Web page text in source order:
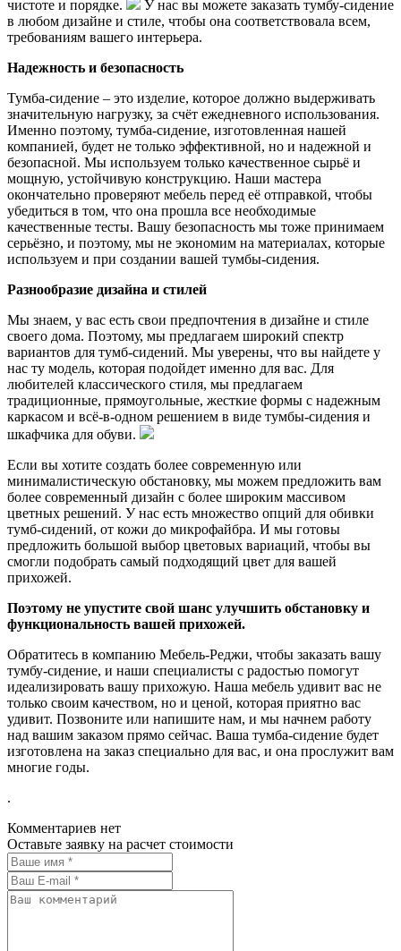
чистоте и порядке.
У нас вы можете заказать тумбу-сидение
в любом дизайне и стиле, чтобы она соответствовала всем,
требованиям вашего интерьера.
Надежность и безопасность
Тумба-сидение – это изделие, которое должно выдерживать
значительную нагрузку, за счёт ежедневного использования.
Именно поэтому, тумба-сидение, изготовленная нашей
компанией, будет не только эффективной, но и надежной и
безопасной. Мы используем только качественное сырьё и
мощную, устойчивую конструкцию. Наши мастера
окончательно проверяют мебель перед её отправкой, чтобы
убедиться в том, что она прошла все необходимые
качественные тесты. Вашу безопасность мы тоже принимаем
серьёзно, и поэтому, мы не экономим на материалах, которые
используем и при создании вашей тумбы-сидения.
Разнообразие дизайна и стилей
Мы знаем, у вас есть свои предпочтения в дизайне и стиле
своего дома. Поэтому, мы предлагаем широкий спектр
вариантов для тумб-сидений. Мы уверены, что вы найдете у
нас ту модель, которая подойдет именно для вас. Для
любителей классического стиля, мы предлагаем
традиционные, прямоугольные, жесткие формы с надежным
каркасом и всё-в-одном решением в виде тумбы-сидения и
шкафчика для обуви.
Если вы хотите создать более современную или
минималистическую обстановку, мы можем предложить вам
более современный дизайн с более широким массивом
цветных решений. У нас есть множество опций для обивки
тумб-сидений, от кожи до микрофайбра. И мы готовы
предложить большой выбор цветовых вариаций, чтобы вы
смогли подобрать самый подходящий цвет для вашей
прихожей.
Поэтому не упустите свой шанс улучшить обстановку и
функциональность вашей прихожей.
Обратитесь в компанию Мебель-Реджи, чтобы заказать вашу
тумбу-сидение, и наши специалисты с радостью помогут
идеализировать вашу прихожую. Наша мебель удивит вас не
только своим качеством, но и ценой, которая приятно вас
удивит. Позвоните или напишите нам, и мы начнем работу
над вашим заказом прямо сейчас. Ваша тумба-сидение будет
изготовлена на заказ специально для вас, и она прослужит вам
многие годы.
.
Комментариев нет
Оставьте заявку на расчет стоимости